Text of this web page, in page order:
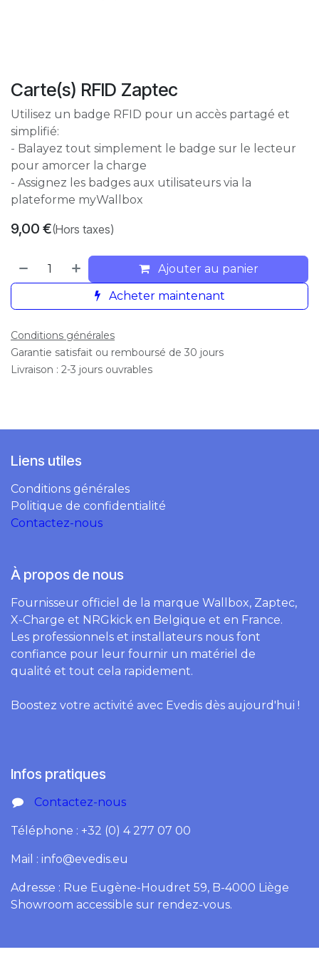
Carte(s) RFID Zaptec
Utilisez un badge RFID pour un accès partagé et
simplifié:
- Balayez tout simplement le badge sur le lecteur
pour amorcer la charge
- Assignez les badges aux utilisateurs via la
plateforme myWallbox
9,00 €(Hors taxes)
Ajouter au panier
Acheter maintenant
Conditions générales
Garantie satisfait ou remboursé de 30 jours
Livraison : 2-3 jours ouvrables
Liens utiles
Conditions générales
Politique de confidentialité
Contactez-nous
À propos de nous
Fournisseur officiel de la marque Wallbox, Zaptec,
X-Charge et NRGkick en Belgique et en France.
Les professionnels et installateurs nous font
confiance pour leur fournir un matériel de
qualité et tout cela rapidement.
Boostez votre activité avec Evedis dès aujourd'hui !
Infos pratiques
Contactez-nous
Téléphone : +32 (0) 4 277 07 00
Mail : info@evedis.eu
Adresse : Rue Eugène-Houdret 59, B-4000 Liège
Showroom accessible sur rendez-vous.